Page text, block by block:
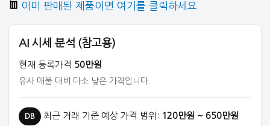
이미 판매된 제품이면 여기를 클릭하세요
AI 시세 분석 (참고용)
현재 등록가격 50만원
유사 매물 대비 다소 낮은 가격입니다.
DB 최근 거래 기준 예상 가격 범위: 120만원 ~ 650만원